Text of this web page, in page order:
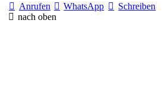
Anrufen
WhatsApp
Schreiben
nach oben